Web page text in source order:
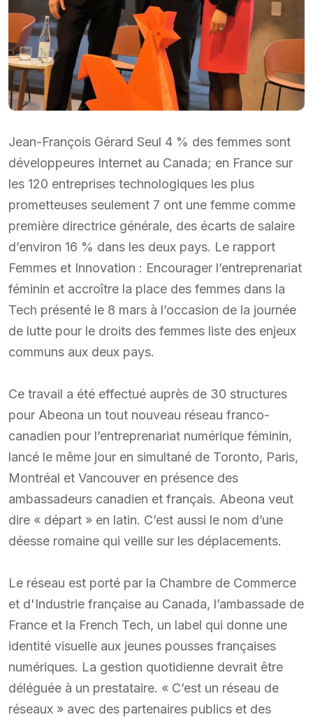
Jean-François Gérard Seul 4 % des femmes sont
développeures Internet au Canada; en France sur
les 120 entreprises technologiques les plus
prometteuses seulement 7 ont une femme comme
première directrice générale, des écarts de salaire
d’environ 16 % dans les deux pays. Le rapport
Femmes et Innovation : Encourager l’entreprenariat
féminin et accroître la place des femmes dans la
Tech présenté le 8 mars à l’occasion de la journée
de lutte pour le droits des femmes liste des enjeux
communs aux deux pays.
Ce travail a été effectué auprès de 30 structures
pour Abeona un tout nouveau réseau franco-
canadien pour l’entreprenariat numérique féminin,
lancé le même jour en simultané de Toronto, Paris,
Montréal et Vancouver en présence des
ambassadeurs canadien et français. Abeona veut
dire « départ » en latin. C’est aussi le nom d’une
déesse romaine qui veille sur les déplacements.
Le réseau est porté par la Chambre de Commerce
et d'Industrie française au Canada, l’ambassade de
France et la French Tech, un label qui donne une
identité visuelle aux jeunes pousses françaises
numériques. La gestion quotidienne devrait être
déléguée à un prestataire. « C’est un réseau de
réseaux » avec des partenaires publics et des